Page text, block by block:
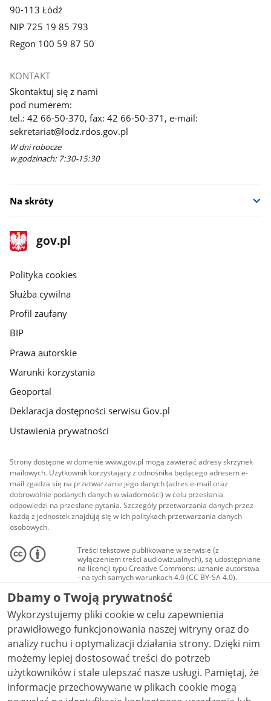
90-113 Łódź
NIP 725 19 85 793
Regon 100 59 87 50
KONTAKT
Skontaktuj się z nami
pod numerem:
tel.: 42 66-50-370, fax: 42 66-50-371, e-mail:
sekretariat@lodz.rdos.gov.pl
W dni robocze
w godzinach: 7:30-15:30
Na skróty
stopka
gov.pl
Strona
gov.pl
gov.pl
Polityka cookies
Służba cywilna
Profil zaufany
BIP
Prawa autorskie
Warunki korzystania
Geoportal
Deklaracja dostępności serwisu Gov.pl
Ustawienia prywatności
Strony dostępne w domenie www.gov.pl mogą zawierać adresy skrzynek
mailowych. Użytkownik korzystający z odnośnika będącego adresem e-
mail zgadza się na przetwarzanie jego danych (adres e-mail oraz
dobrowolnie podanych danych w wiadomości) w celu przesłania
odpowiedzi na przesłane pytania. Szczegóły przetwarzania danych przez
każdą z jednostek znajdują się w ich politykach przetwarzania danych
osobowych.
Treści tekstowe publikowane w serwisie (z
wyłączeniem treści audiowizualnych), są udostępniane
na licencji typu Creative Commons: uznanie autorstwa
- na tych samych warunkach 4.0 (CC BY-SA 4.0).
Materiały audiowizualne, w tym zdjęcia, materiały
audio i wideo, są udostępniane na licencji typu
Creative Commons: uznanie autorstwa użycie
niekomercyjne - bez utworów zależnych 4.0 (CC BY-
NC-ND 4.0), o ile nie jest to stwierdzone inaczej.
Dbamy o Twoją prywatność
Wykorzystujemy pliki cookie w celu zapewnienia
prawidłowego funkcjonowania naszej witryny oraz do
analizy ruchu i optymalizacji działania strony. Dzięki nim
możemy lepiej dostosować treści do potrzeb
użytkowników i stale ulepszać nasze usługi. Pamiętaj, że
informacje przechowywane w plikach cookie mogą